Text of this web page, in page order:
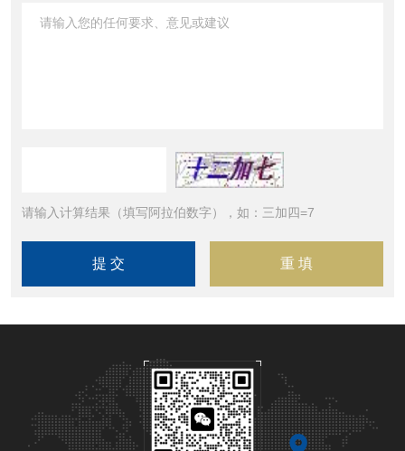
请输入计算结果（填写阿拉伯数字），如：三加四=7